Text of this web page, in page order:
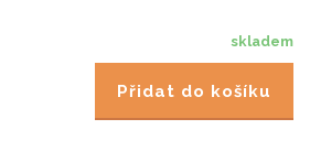
skladem
Přidat do košíku